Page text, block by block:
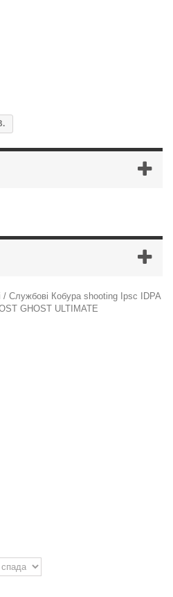
/ Службові Кобура shooting Ipsc
IDPA
GHOST ULTIMATE